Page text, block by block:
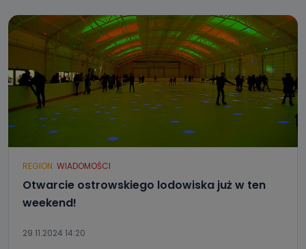
REGION WIADOMOŚCI
Otwarcie ostrowskiego lodowiska już w ten
weekend!
29.11.2024 14:20